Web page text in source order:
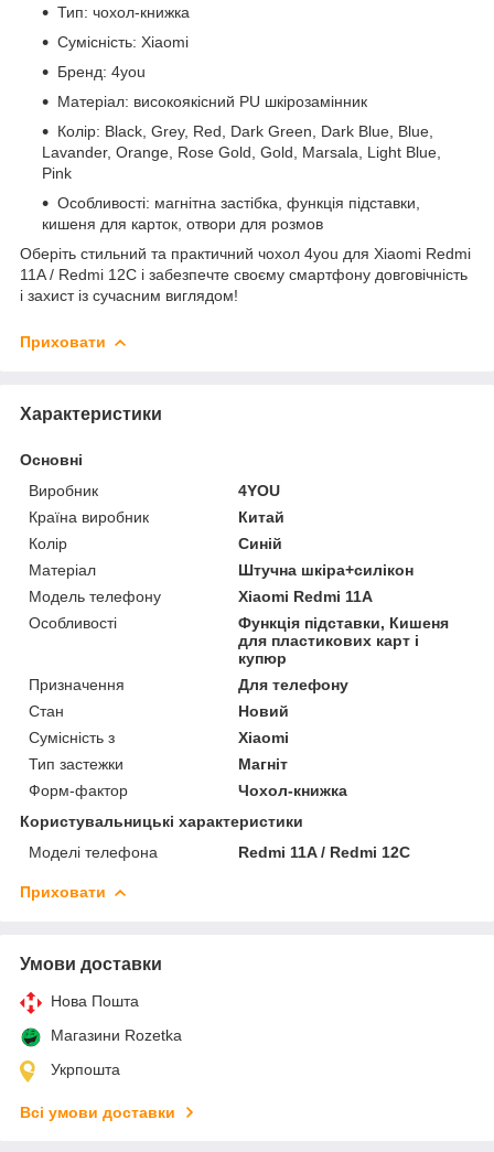
Тип: чохол-книжка
Сумісність: Xiaomi
Бренд: 4you
Матеріал: високоякісний PU шкірозамінник
Колір: Black, Grey, Red, Dark Green, Dark Blue, Blue,
Lavander, Orange, Rose Gold, Gold, Marsala, Light Blue,
Pink
Особливості: магнітна застібка, функція підставки,
кишеня для карток, отвори для розмов
Оберіть стильний та практичний чохол 4you для Xiaomi Redmi
11A / Redmi 12C і забезпечте своєму смартфону довговічність
і захист із сучасним виглядом!
Приховати
Характеристики
Основні
Виробник
4YOU
Країна виробник
Китай
Колір
Синій
Матеріал
Штучна шкіра+силікон
Модель телефону
Xiaomi Redmi 11A
Особливості
Функція підставки, Кишеня
для пластикових карт і
купюр
Призначення
Для телефону
Стан
Новий
Сумісність з
Xiaomi
Тип застежки
Магніт
Форм-фактор
Чохол-книжка
Користувальницькі характеристики
Моделі телефона
Redmi 11A / Redmi 12C
Приховати
Умови доставки
Нова Пошта
Магазини Rozetka
Укрпошта
Всі умови доставки